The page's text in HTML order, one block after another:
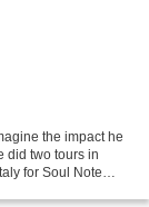
the impact he
did two tours in
for Soul Note